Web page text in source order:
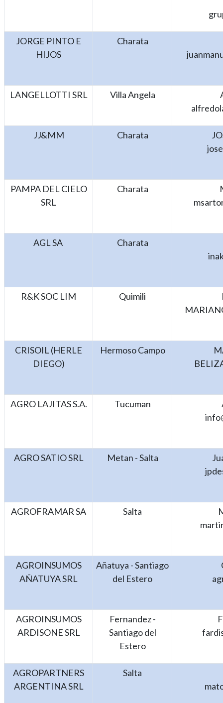
JORGE PINTO E
HIJOS
Charata
LANGELLOTTI SRL Villa Angela
JJ&MM Charata
PAMPA DEL CIELO
SRL
Charata
AGL SA
Charata
R&K SOC LIM Quimili
CRISOIL (HERLE
DIEGO)
Hermoso Campo
AGRO LAJITAS S.A. Tucuman
AGRO SATIO SRL Metan - Salta
AGROFRAMAR SA Salta
AGROINSUMOS
AÑATUYA SRL
Añatuya - Santiago
del Estero
AGROINSUMOS
ARDISONE SRL
Fernandez -
Santiago del
Estero
AGROPARTNERS
ARGENTINA SRL
Salta